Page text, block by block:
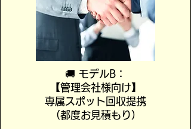
🚚 モデルB：
【管理会社様向け】
専属スポット回収提携
（都度お見積もり）